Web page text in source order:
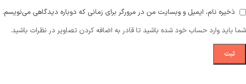
ذخیره نام، ایمیل و وبسایت من در مرورگر برای زمانی که دوباره دیدگاهی می‌نویسم.
شما باید وارد حساب خود شده باشید تا قادر به اضافه کردن تصاویر در نظرات باشید.